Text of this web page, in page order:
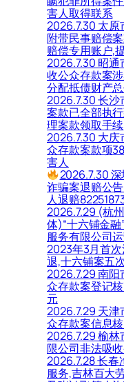
害人取得联系
2026.7.30 太
附带民事赔偿
赔偿专用账户,
2026.7.30 昭通
收公众存款案
分配抵债财产
2026.7.30 长
案款已全部执
理案款领取手续
2026.7.30 大
众存款案款项
害人
2026.7.30
诈骗案退赔公
人退赔
2026.7.29 (杭
体)“十六铺金
服务有限公司
2023年3月首
退,十六铺案五
2026.7.29 南
众存款案登记
元
2026.7.29 天
众存款案信息
2026.7.29 榆
限公司非法吸
2026.7.28 长
服务,吉林百大